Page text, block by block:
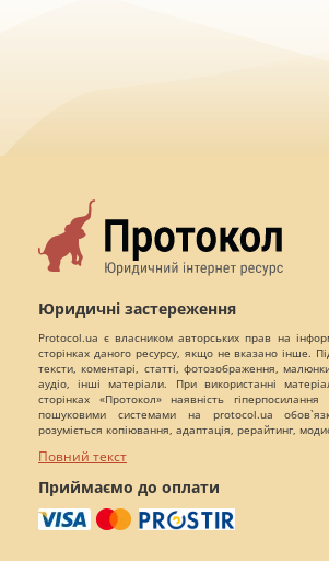
Юридичні застереження
Protocol.ua є власником авторських прав на
сторінках даного ресурсу, якщо не вказано інше.
тексти, коментарі, статті, фотозображення,
аудіо, інші матеріали. При використанні
сторінках «Протокол» наявність гіперпосилання
пошуковими системами на protocol.ua
розуміється копіювання, адаптація, рерайтинг,
Повний текст
Приймаємо до оплати